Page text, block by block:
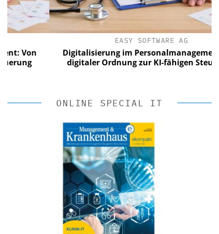
EASY SOFTWARE AG
Digitalisierung im Personalmanagement:
digitaler Ordnung zur KI-fähigen Steuerung
ONLINE SPECIAL IT